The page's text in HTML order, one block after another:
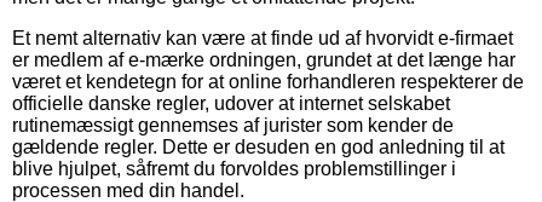
Et nemt alternativ kan være at finde ud af hvorvidt e-firmaet
er medlem af e-mærke ordningen, grundet at det længe har
været et kendetegn for at online forhandleren respekterer de
officielle danske regler, udover at internet selskabet
rutinemæssigt gennemses af jurister som kender de
gældende regler. Dette er desuden en god anledning til at
blive hjulpet, såfremt du forvoldes problemstillinger i
processen med din handel.